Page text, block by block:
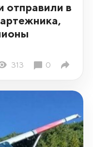
отправили в
313 0